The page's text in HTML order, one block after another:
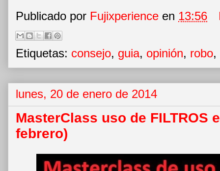
Publicado por Fujixperience en 13:56
Etiquetas: consejo, guia, opinión, robo,
lunes, 20 de enero de 2014
MasterClass uso de FILTROS
febrero)